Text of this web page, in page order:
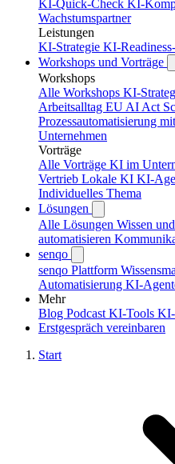
KI-Quick-Check KI-
Wachstumspartner
Leistungen
KI-Strategie KI-
Workshops und Vorträge
Workshops
Alle Workshops KI-
Arbeitsalltag EU AI Act
Prozessautomatisierung
Unternehmen
Vorträge
Alle Vorträge KI im
Vertrieb Lokale KI KI-
Individuelles Thema
Lösungen
Alle Lösungen Wissen
automatisieren
senqo
senqo Plattform
Automatisierung KI-
Mehr
Blog Podcast KI-Tools
Erstgespräch vereinbaren
Start